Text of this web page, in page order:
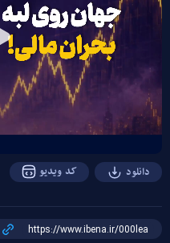
دانلود کد ویدیو